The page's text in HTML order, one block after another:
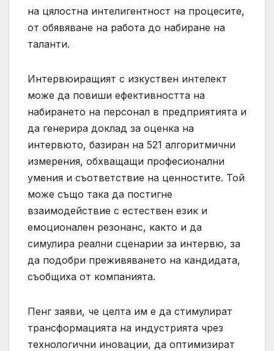
на цялостна интелигентност на процесите,
от обявяване на работа до набиране на
таланти.
Интервюиращият с изкуствен интелект
може да повиши ефективността на
набирането на персонал в предприятията и
да генерира доклад за оценка на
интервюто, базиран на 521 алгоритмични
измерения, обхващащи професионални
умения и съответствие на ценностите. Той
може също така да постигне
взаимодействие с естествен език и
емоционален резонанс, както и да
симулира реални сценарии за интервю, за
да подобри преживяването на кандидата,
съобщиха от компанията.
Пенг заяви, че целта им е да стимулират
трансформацията на индустрията чрез
технологични иновации, да оптимизират